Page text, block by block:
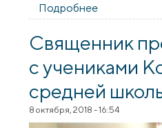
Подробнее
школе №1
Священник
с учениками
средней
8 октября, 2018 - 16:54